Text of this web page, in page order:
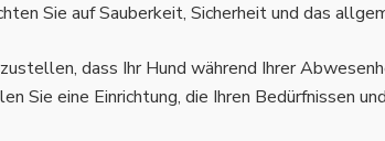
Sie auf Sauberkeit, Sicherheit und das
dass Ihr Hund während Ihrer
Sie eine Einrichtung, die Ihren Bedürfnissen